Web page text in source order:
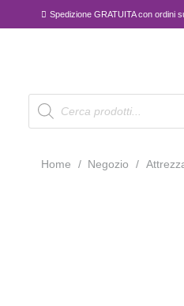
Spedizione GRATUITA con ordini
Products
search
Home / Negozio /